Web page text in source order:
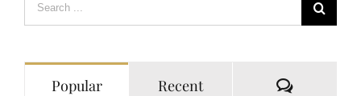
for:
Popular Recent